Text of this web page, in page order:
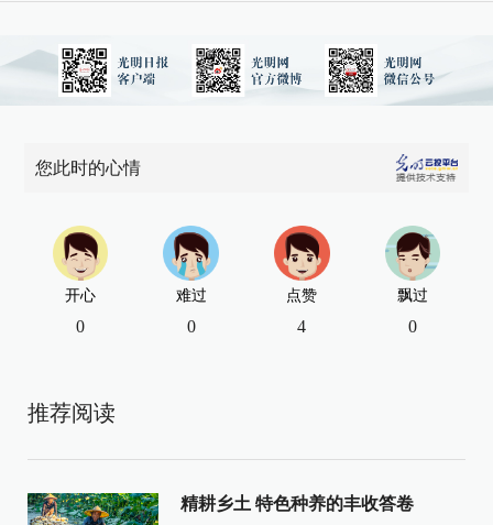
您此时的心情
开心
0
难过
0
点赞
4
飘过
0
推荐阅读
精耕乡土 特色种养的丰收答卷